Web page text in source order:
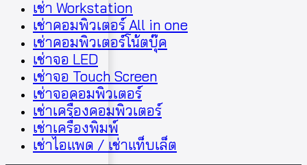
เช่า Workstation
เช่าคอมพิวเตอร์ All in one
เช่าคอมพิวเตอร์โน้ตบุ๊ค
เช่าจอ LED
เช่าจอ Touch Screen
เช่าจอคอมพิวเตอร์
เช่าเครื่องคอมพิวเตอร์
เช่าเครื่องพิมพ์
เช่าไอแพด / เช่าแท็บเล็ต